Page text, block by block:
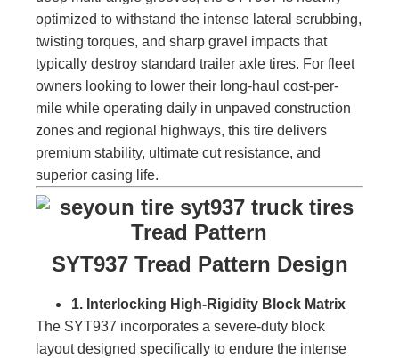
optimized to withstand the intense lateral scrubbing,
twisting torques, and sharp gravel impacts that
typically destroy standard trailer axle tires. For fleet
owners looking to lower their long-haul cost-per-
mile while operating daily in unpaved construction
zones and regional highways, this tire delivers
premium stability, ultimate cut resistance, and
superior casing life.
SYT937 Tread Pattern Design
1. Interlocking High-Rigidity Block Matrix
The SYT937 incorporates a severe-duty block
layout designed specifically to endure the intense